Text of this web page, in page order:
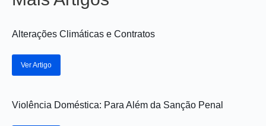
Alterações Climáticas e Contratos
Ver Artigo
Violência Doméstica: Para Além da Sanção Penal